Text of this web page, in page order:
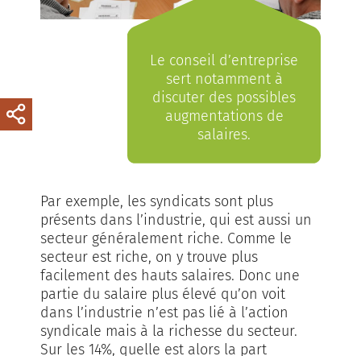
Le conseil d’entreprise
sert notamment à
discuter des possibles
augmentations de
salaires.
Par exemple, les syndicats sont plus
présents dans l’industrie, qui est aussi un
secteur généralement riche. Comme le
secteur est riche, on y trouve plus
facilement des hauts salaires. Donc une
partie du salaire plus élevé qu’on voit
dans l’industrie n’est pas lié à l’action
syndicale mais à la richesse du secteur.
Sur les 14%, quelle est alors la part